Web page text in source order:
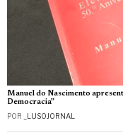
Manuel do Nascimento
Democracia”
POR _LUSOJORNAL